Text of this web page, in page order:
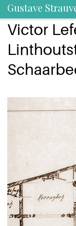
Gustave
Victor